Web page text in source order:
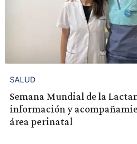
SALUD
Semana Mundial de la
información y
área perinatal